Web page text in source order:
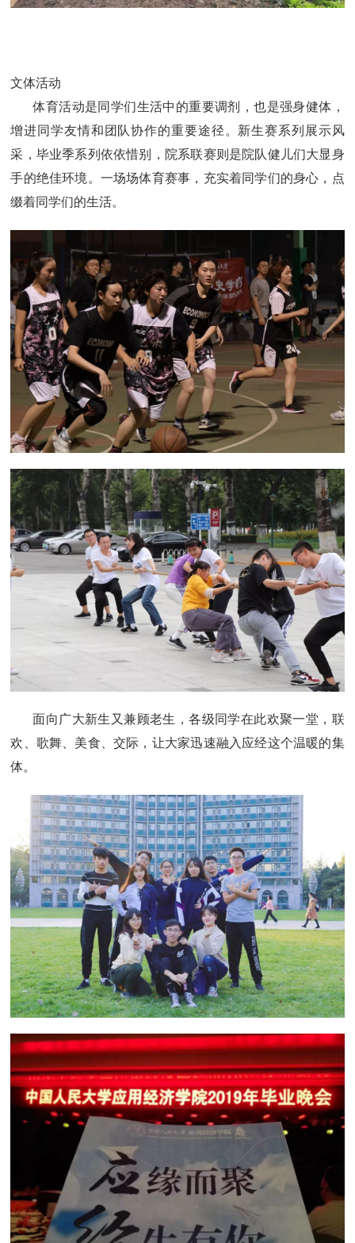
文体活动
体育活动是同学们生活中的重要调剂，也是强身健体，
增进同学友情和团队协作的重要途径。新生赛系列展示风
采，毕业季系列依依惜别，院系联赛则是院队健儿们大显身
手的绝佳环境。一场场体育赛事，充实着同学们的身心，点
缀着同学们的生活。
面向广大新生又兼顾老生，各级同学在此欢聚一堂，联
欢、歌舞、美食、交际，让大家迅速融入应经这个温暖的集
体。